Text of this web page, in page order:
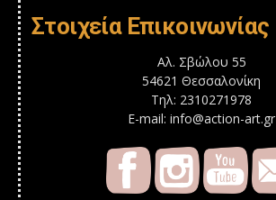
Στοιχεία Επικοινωνίας
Αλ. Σβώλου 55
54621 Θεσσαλονίκη
Τηλ: 2310271978
E-mail: info@action-art.gr